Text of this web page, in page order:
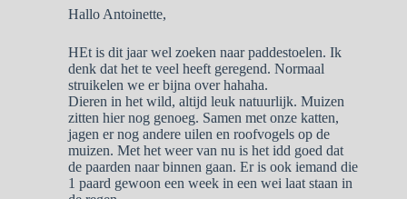
Hallo Antoinette,
HEt is dit jaar wel zoeken naar paddestoelen. Ik
denk dat het te veel heeft geregend. Normaal
struikelen we er bijna over hahaha.
Dieren in het wild, altijd leuk natuurlijk. Muizen
zitten hier nog genoeg. Samen met onze katten,
jagen er nog andere uilen en roofvogels op de
muizen. Met het weer van nu is het idd goed dat
de paarden naar binnen gaan. Er is ook iemand die
1 paard gewoon een week in een wei laat staan in